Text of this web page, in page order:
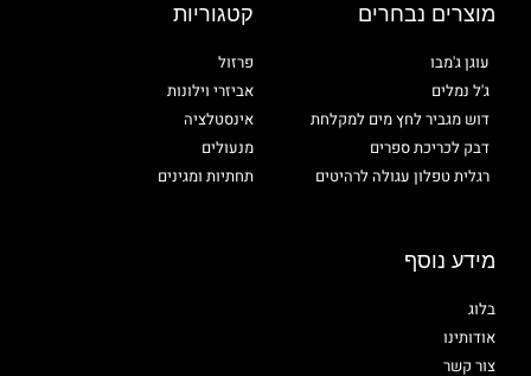
מוצרים נבחרים
עוגן ג'מבו
ג'ל נמלים
דוש מגביר לחץ מים למקלחת
דבק לכריכת ספרים
רגלית טפלון עגולה לרהיטים
קטגוריות
פרזול
אביזרי וילונות
אינסטלציה
מנעולים
תחתיות ומגינים
מידע נוסף
בלוג
אודותינו
צור קשר